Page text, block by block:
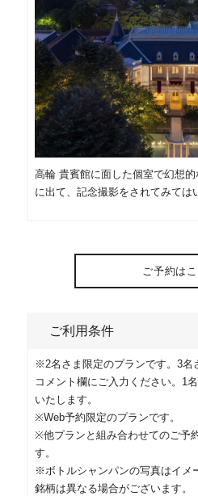
高輪 貴賓館に面した個室で幻想
に出て、記念撮影をされてみては
ご予約は
ご利用条件
※2名さま限定のプランです。3名
コメント欄にご入力ください。1
いたします。
※Web予約限定のプランです。
※他プランと組み合わせてのご予
す。
※ボトルシャンパンの写真はイメ
銘柄は異なる場合がございます。